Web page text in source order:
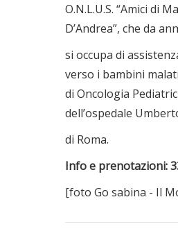
O.N.L.U.S. “Amici di
D’Andrea”, che da
si occupa di
verso i bambini
di Oncologia
dell’ospedale
di Roma.
Info e prenotazioni:
[foto Go sabina - Il